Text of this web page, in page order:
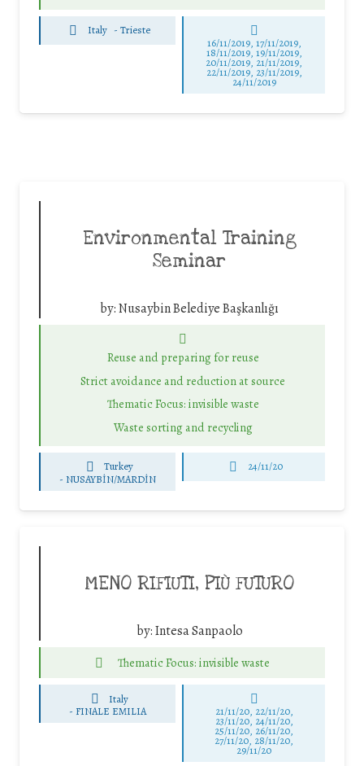
Italy - Trieste
16/11/2019, 17/11/2019,
18/11/2019, 19/11/2019,
20/11/2019, 21/11/2019,
22/11/2019, 23/11/2019,
24/11/2019
Environmental Training
Seminar
by:Nusaybin Belediye Başkanlığı
Reuse and preparing for reuse
Strict avoidance and reduction at source
Thematic Focus: invisible waste
Waste sorting and recycling
Turkey
- NUSAYBİN/MARDİN
24/11/20
MENO RIFIUTI, PIÙ FUTURO
by:Intesa Sanpaolo
Thematic Focus: invisible waste
Italy
- FINALE EMILIA 21/11/20, 22/11/20,
23/11/20, 24/11/20,
25/11/20, 26/11/20,
27/11/20, 28/11/20,
29/11/20